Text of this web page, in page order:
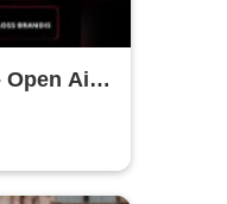
Open Air